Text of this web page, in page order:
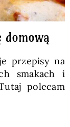
domową
przepisy na
smakach i
polecam